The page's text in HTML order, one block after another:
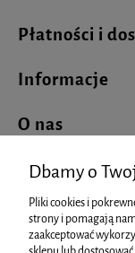
Płatności i
Informacje
O nas
Dbamy o
Pliki cookies i
strony i pomagają
zaakceptować